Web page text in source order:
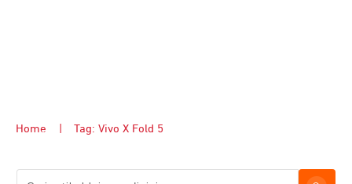
Home Tag: Vivo X Fold 5